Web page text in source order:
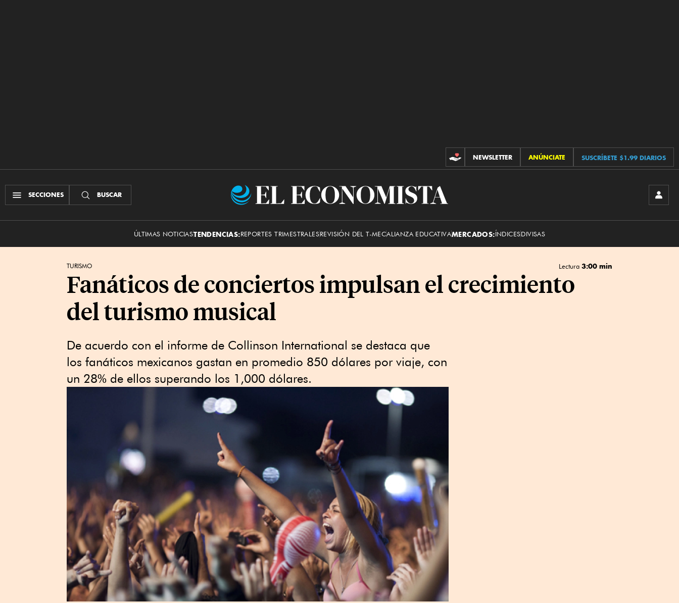
CONTRIBUCIONES
NEWSLETTER ANÚNCIATE SUSCRÍBETE $1.99 DIARIOS
SECCIONES BUSCAR
El
ÚLTIMAS NOTICIASTENDENCIAS:REPORTES TRIMESTRALESREVISIÓN DEL T-MECALIANZA EDUCATIVAMERCADOS:ÍNDICESDIVISAS
TURISMO Lectura 3:00 min
Fanáticos de conciertos impulsan el crecimiento
del turismo musical
De acuerdo con el informe de Collinson International se destaca que
los fanáticos mexicanos gastan en promedio 850 dólares por viaje, con
un 28% de ellos superando los 1,000 dólares.